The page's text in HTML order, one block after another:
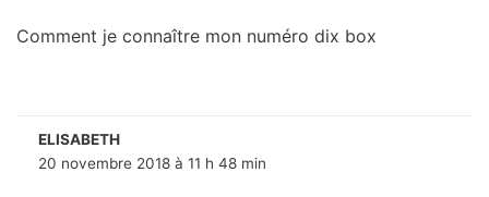
Comment je connaître mon numéro dix box
ELISABETH
20 novembre 2018 à 11 h 48 min